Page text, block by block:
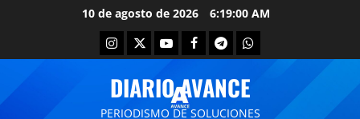
10 de agosto de 2026 6:19:01 AM
DIARIO AVANCE
PERIODISMO DE SOLUCIONES